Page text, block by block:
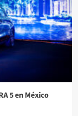
5 en México